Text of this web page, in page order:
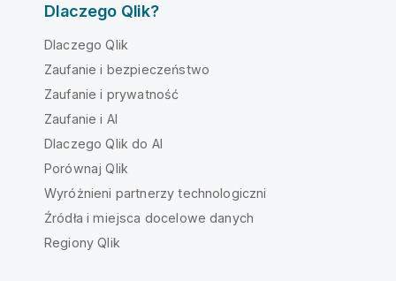
Dlaczego Qlik?
Dlaczego Qlik
Zaufanie i bezpieczeństwo
Zaufanie i prywatność
Zaufanie i AI
Dlaczego Qlik do AI
Porównaj Qlik
Wyróżnieni partnerzy technologiczni
Źródła i miejsca docelowe danych
Regiony Qlik